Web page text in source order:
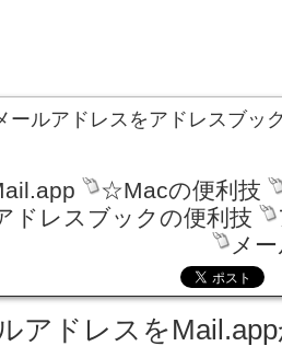
ールアドレスをアドレスブッ
☆Macの便利技
ドレスブックの便利技
メ
アドレスを